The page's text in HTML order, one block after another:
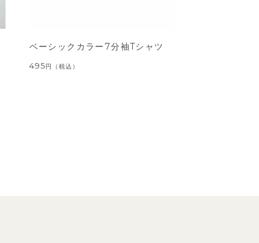
ベーシックカラー7分袖Tシャツ
495円 （税込）